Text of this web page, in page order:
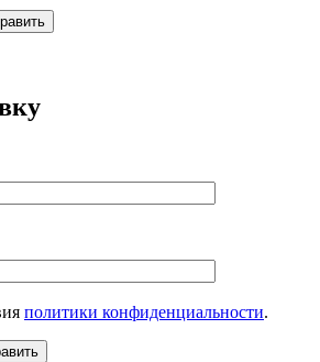
политики конфиденциальности.